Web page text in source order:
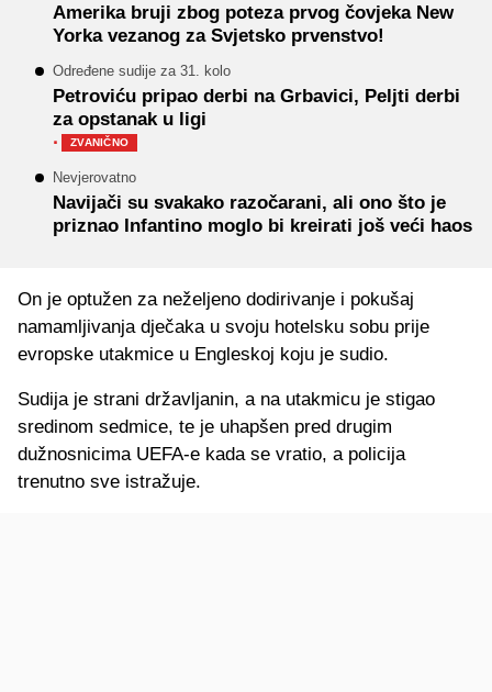
Amerika bruji zbog poteza prvog čovjeka New
Yorka vezanog za Svjetsko prvenstvo!
Određene sudije za 31. kolo
Petroviću pripao derbi na Grbavici, Peljti derbi
za opstanak u ligi
· ZVANIČNO
Nevjerovatno
Navijači su svakako razočarani, ali ono što je
priznao Infantino moglo bi kreirati još veći haos
On je optužen za neželjeno dodirivanje i pokušaj
namamljivanja dječaka u svoju hotelsku sobu prije
evropske utakmice u Engleskoj koju je sudio.
Sudija je strani državljanin, a na utakmicu je stigao
sredinom sedmice, te je uhapšen pred drugim
dužnosnicima UEFA-e kada se vratio, a policija
trenutno sve istražuje.